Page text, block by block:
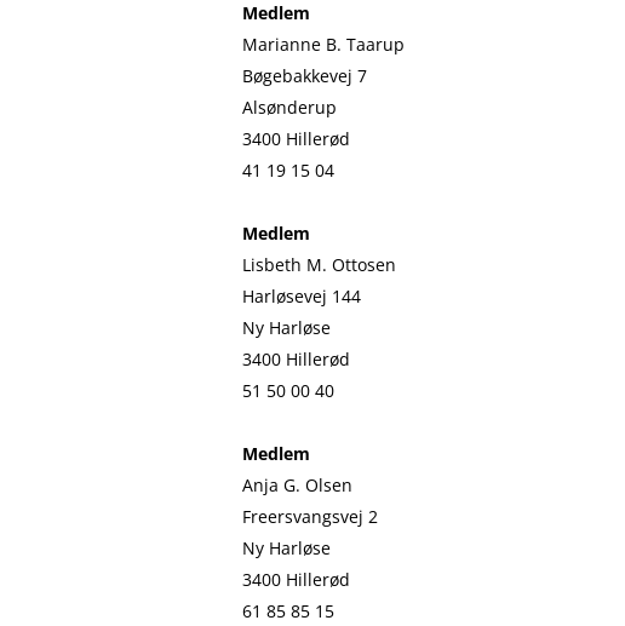
Medlem
Marianne B. Taarup
Bøgebakkevej 7
Alsønderup
3400 Hillerød
41 19 15 04
Medlem
Lisbeth M. Ottosen
Harløsevej 144
Ny Harløse
3400 Hillerød
51 50 00 40
Medlem
Anja G. Olsen
Freersvangsvej 2
Ny Harløse
3400 Hillerød
61 85 85 15